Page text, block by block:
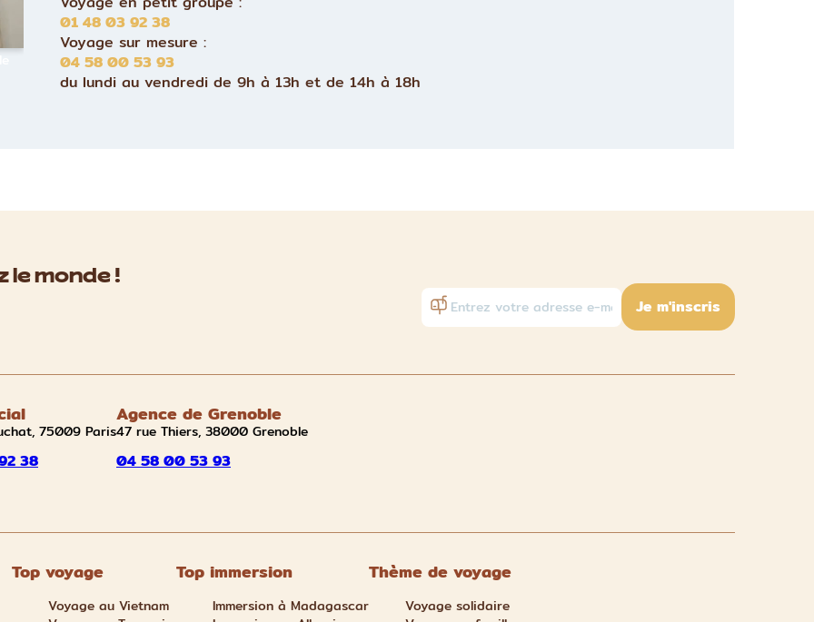
01 48 03 92 38
Voyage sur mesure :
04 58 00 53 93
du lundi au vendredi de 9h à 13h et de 14h à 18h
le monde !
Je m'inscris
75009 Paris
38
Agence de Grenoble
47 rue Thiers, 38000 Grenoble
04 58 00 53 93
Top voyage
Voyage au Vietnam
Top immersion
Immersion à Madagascar
Thème de voyage
Voyage solidaire